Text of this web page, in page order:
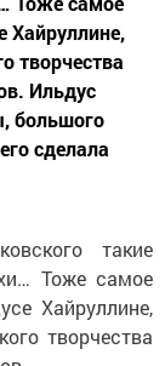
Хайруллине,
творчества
Ильдус
большого
сделала
такие
Тоже самое
Хайруллине,
творчества